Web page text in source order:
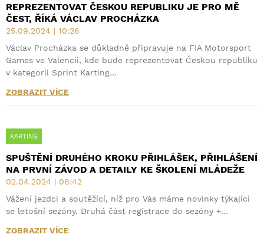
REPREZENTOVAT ČESKOU REPUBLIKU JE PRO MĚ
ČEST, ŘÍKÁ VÁCLAV PROCHÁZKA
25.09.2024 | 10:26
Václav Procházka se důkladně připravuje na FIA Motorsport
Games ve Valencii, kde bude reprezentovat Českou republiku
v kategorii Sprint Karting…
ZOBRAZIT VÍCE
KARTING
SPUŠTĚNÍ DRUHÉHO KROKU PŘIHLÁŠEK, PŘIHLÁŠENÍ
NA PRVNÍ ZÁVOD A DETAILY KE ŠKOLENÍ MLÁDEŽE
02.04.2024 | 08:42
Vážení jezdci a soutěžící, níž pro Vás máme novinky týkající
se letošní sezóny. Druhá část registrace do sezóny +…
ZOBRAZIT VÍCE